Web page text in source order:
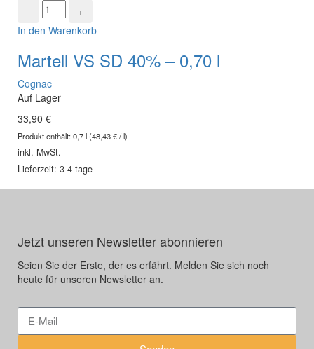
In den Warenkorb
Martell VS SD 40% – 0,70 l
Cognac
Auf Lager
33,90 €
Produkt enthält:0,7l(48,43€/l)
inkl. MwSt.
Lieferzeit: 3-4 tage
Jetzt unseren Newsletter abonnieren
Seien Sie der Erste, der es erfährt. Melden Sie sich noch
heute für unseren Newsletter an.